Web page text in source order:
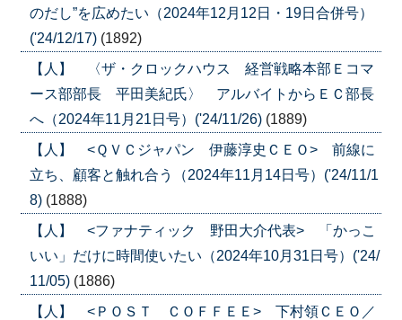
のだし”を広めたい（2024年12月12日・19日合併号）
('24/12/17) (1892)
【人】 〈ザ・クロックハウス 経営戦略本部Ｅコマ
ース部部長 平田美紀氏〉 アルバイトからＥＣ部長
へ（2024年11月21日号）('24/11/26) (1889)
【人】 <ＱＶＣジャパン 伊藤淳史ＣＥＯ> 前線に
立ち、顧客と触れ合う（2024年11月14日号）('24/11/1
8) (1888)
【人】 <ファナティック 野田大介代表> 「かっこ
いい」だけに時間使いたい（2024年10月31日号）('24/
11/05) (1886)
【人】 <ＰＯＳＴ ＣＯＦＦＥＥ> 下村領ＣＥＯ／